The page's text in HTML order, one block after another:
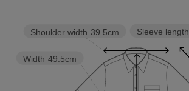
Sleeve length
Width 49.5cm
Shoulder width 39.5cm